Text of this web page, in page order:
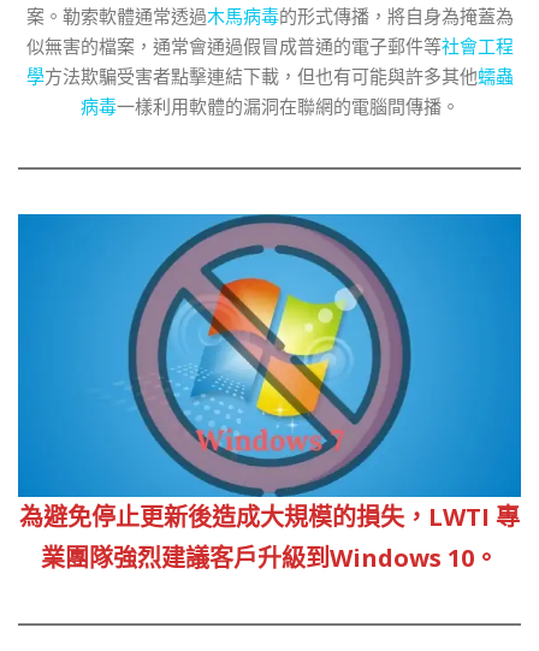
案。勒索軟體通常透過木馬病毒的形式傳播，將自身為掩蓋為
似無害的檔案，通常會通過假冒成普通的電子郵件等社會工程
學方法欺騙受害者點擊連結下載，但也有可能與許多其他蠕蟲
病毒一樣利用軟體的漏洞在聯網的電腦間傳播。
為避免停止更新後造成大規模的損失，LWTI 專
業團隊強烈建議客戶升級到Windows 10。